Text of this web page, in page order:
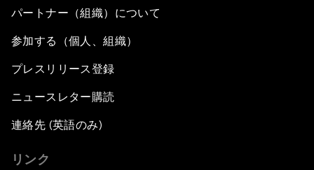
パートナー（組織）について
参加する（個人、組織）
プレスリリース登録
ニュースレター購読
連絡先 (英語のみ)
リンク